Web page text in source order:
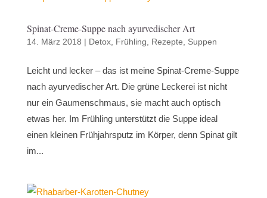
Spinat-Creme-Suppe nach ayurvedischer Art
14. März 2018 | Detox, Frühling Rezepte Suppen
Leicht und lecker – das ist meine Spinat-Creme-Suppe
nach ayurvedischer Art. Die grüne Leckerei ist nicht
nur ein Gaumenschmaus, sie macht auch optisch
etwas her. Im Frühling unterstützt die Suppe ideal
einen kleinen Frühjahrsputz im Körper, denn Spinat gilt
im...